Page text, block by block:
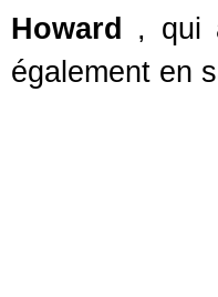
Howard
, qui
également en